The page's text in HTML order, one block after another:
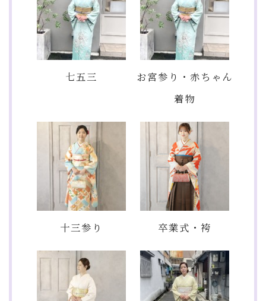
七五三
お宮参り・赤ちゃん
着物
十三参り 卒業式・袴